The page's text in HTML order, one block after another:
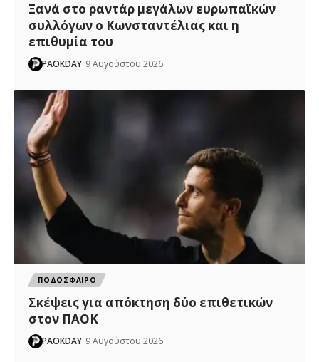
Ξανά στο ραντάρ μεγάλων ευρωπαϊκών
συλλόγων ο Κωνσταντέλιας και η
επιθυμία του
PAOKDAY 9 Αυγούστου 2026
ΠΟΔΟΣΦΑΙΡΟ
Σκέψεις για απόκτηση δύο επιθετικών
στον ΠΑΟΚ
PAOKDAY 9 Αυγούστου 2026